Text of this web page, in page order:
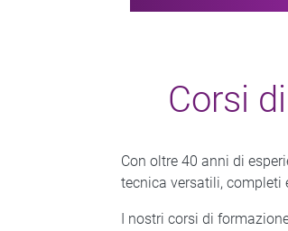
Corsi
Con oltre 40 anni di
tecnica versatili, completi
I nostri corsi di